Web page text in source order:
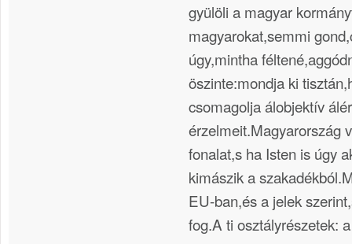
gyülöli a magyar
magyarokat,semmi
úgy,mintha
öszinte:mondja ki
csomagolja álobjektív
érzelmeit.Magyarország
fonalat,s ha Isten is úgy
kimászik a
EU-ban,és a jelek
fog.A ti osztályrészetek: